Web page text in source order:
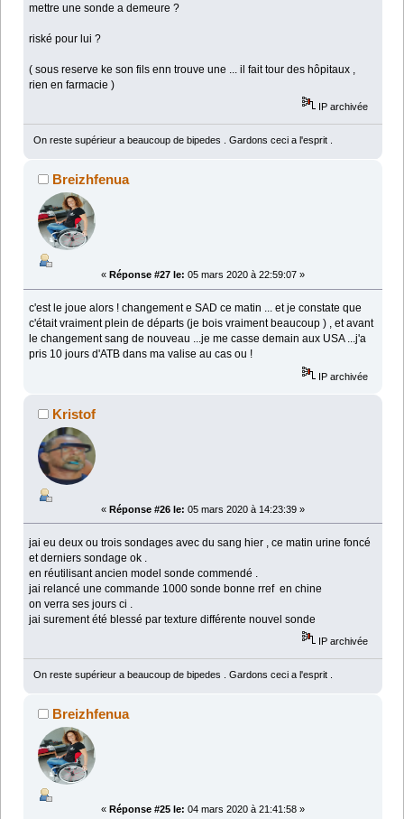
mettre une sonde a demeure ?
riské pour lui ?
( sous reserve ke son fils enn trouve une ... il fait tour des hôpitaux ,
rien en farmacie )
IP archivée
On reste supérieur a beaucoup de bipedes . Gardons ceci a l'esprit .
Breizhfenua
« Réponse #27 le: 05 mars 2020 à 22:59:07 »
c'est le joue alors ! changement e SAD ce matin ... et je constate que
c'était vraiment plein de départs (je bois vraiment beaucoup ) , et avant
le changement sang de nouveau ...je me casse demain aux USA ...j'a
pris 10 jours d'ATB dans ma valise au cas ou !
IP archivée
Kristof
« Réponse #26 le: 05 mars 2020 à 14:23:39 »
jai eu deux ou trois sondages avec du sang hier , ce matin urine foncé
et derniers sondage ok .
en réutilisant ancien model sonde commendé .
jai relancé une commande 1000 sonde bonne rref en chine
on verra ses jours ci .
jai surement été blessé par texture différente nouvel sonde
IP archivée
On reste supérieur a beaucoup de bipedes . Gardons ceci a l'esprit .
Breizhfenua
« Réponse #25 le: 04 mars 2020 à 21:41:58 »